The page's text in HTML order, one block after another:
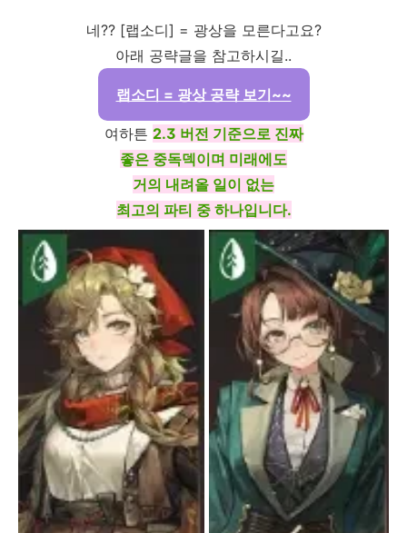
네?? [랩소디] = 광상을 모른다고요?
아래 공략글을 참고하시길..
랩소디 = 광상 공략 보기~~
여하튼 2.3 버전 기준으로 진짜
좋은 중독덱이며 미래에도
거의 내려올 일이 없는
최고의 파티 중 하나입니다.